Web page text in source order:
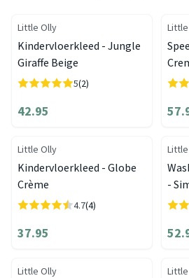
Little Olly
Kindervloerkleed - Jungle
Giraffe Beige
5(2)
42.95
Little Olly
Kindervloerkleed - Globe
Crème
4.7(4)
37.95
-
Little Olly